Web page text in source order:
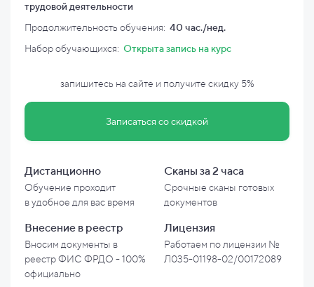
трудовой деятельности
Продолжительность обучения: 40 час./нед.
Набор обучающихся: Открыта запись на курс
запишитесь на сайте и получите скидку 5%
Записаться со скидкой
Дистанционно
Обучение проходит
вудобное для вас время
Сканы за 2 часа
Срочные сканы готовых
документов
Внесение в реестр
Вносим документы в
реестр ФИС ФРДО - 100%
официально
Лицензия
Работаем по лицензии №
Л035-01198-02/00172089